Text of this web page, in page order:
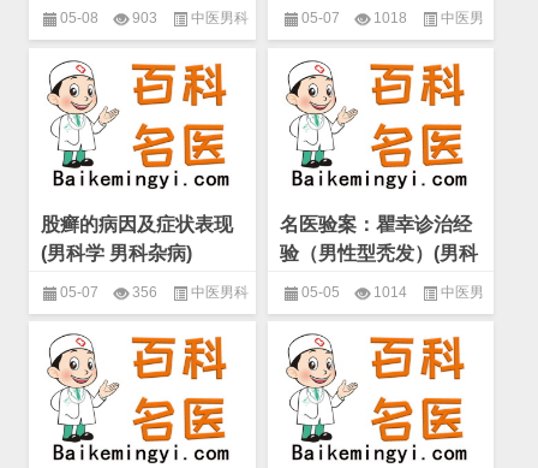
男科杂病)
05-08 903 中医男科
名家验案精选 ,男科学 男科杂病
男科杂病)
05-07 1018 中医男
科名家验案精选,男科学 男科杂
病
股癣的病因及症状表现
(男科学 男科杂病)
05-07 356 中医男科
名家验案精选 男科学 男科杂病
名医验案：瞿幸诊治经
验（男性型秃发）(男科
学 男科杂病)
05-05 1014 中医男
科名家验案精选,男科学 男科杂
病